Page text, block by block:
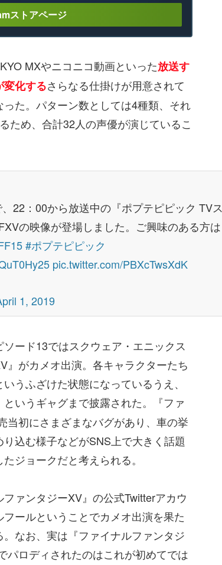
ストアページ
MXやニコニコ動画といった放送す
変化するさらなる仕掛けが用意されて
た。パターン数としては4種類、それ
ため、合計32人の声優が演じているこ
22：00から放送中の『ポプテピピック TVス
の映像が登場しました。ご興味のある方は
#ポプテピピック
pic.twitter.com/PBXcTwsXdK
1, 2019
ード13ではスクウェア・エニックス
』がカメオ出演。各キャラクターたち
うふざけた状態になっているうえ、
というギャグまで披露された。『ファ
当初にさまざまなバグがあり、車の挙
込む様子などがSNS上で大きく話題
ジョークだと考えられる。
ァンタジーXV』の公式Twitterアカウ
ールということでカメオ出演を果た
なお、実は『ファイナルファンタジ
パロディされたのはこれが初めてでは